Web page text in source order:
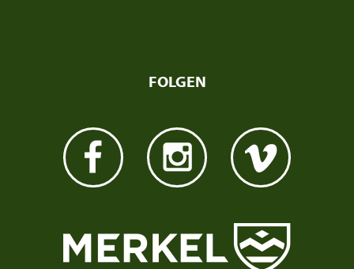
FOLGEN